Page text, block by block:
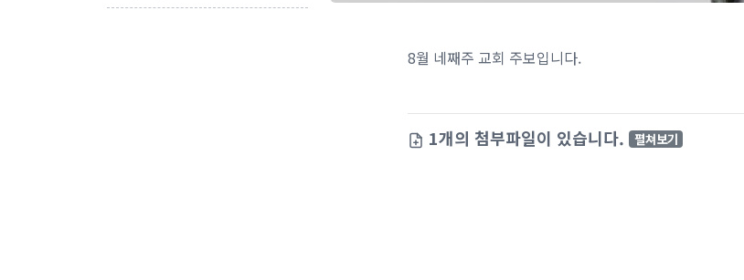
8월 네째주 교회 주보입니다.
1개의 첨부파일이 있습니다. 펼쳐보기